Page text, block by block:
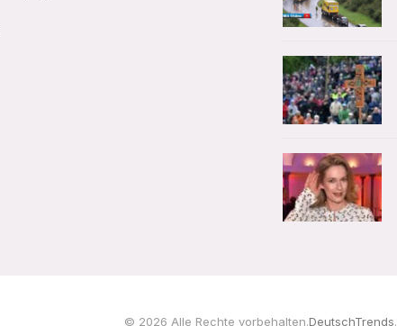
© 2026 Alle Rechte vorbehalten.DeutschTrends.